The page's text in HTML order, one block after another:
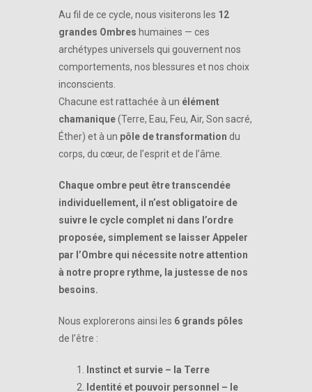
Au fil de ce cycle, nous visiterons les 12
grandes Ombres humaines — ces
archétypes universels qui gouvernent nos
comportements, nos blessures et nos choix
inconscients.
Chacune est rattachée à un élément
chamanique(Terre, Eau, Feu, Air, Son sacré,
Éther) et à un pôle de transformation du
corps, du cœur, de l’esprit et de l’âme.
Chaque ombre peut être transcendée
individuellement, il n’est obligatoire de
suivre le cycle complet ni dans l’ordre
proposée, simplement se laisser Appeler
par l’Ombre qui nécessite notre attention
à notre propre rythme, la justesse de nos
besoins.
Nous explorerons ainsi les 6 grands pôles
de l’être :
Instinct et survie – la Terre
Identité et pouvoir personnel – le